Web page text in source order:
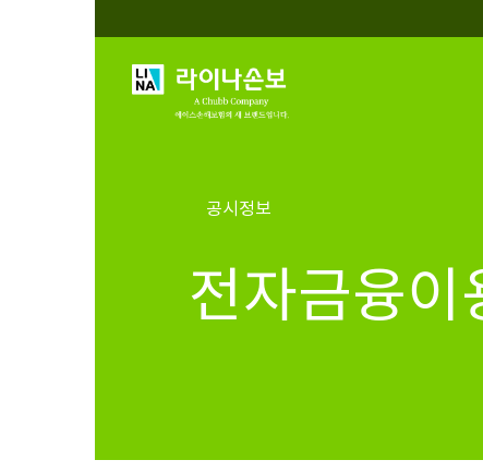
공시정보
전자금융이